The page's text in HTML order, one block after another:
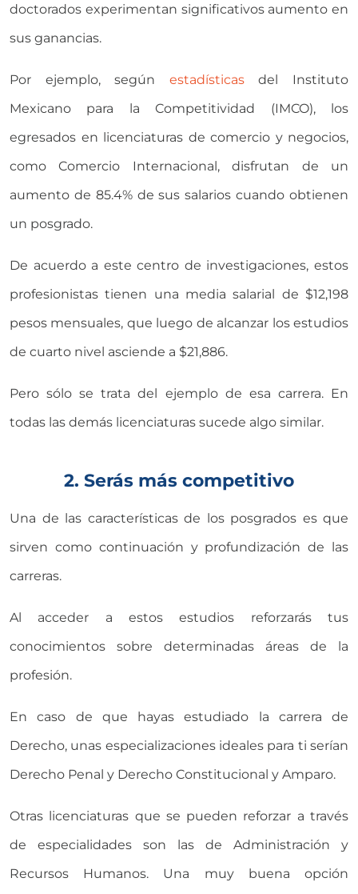
doctorados experimentan significativos aumento en
sus ganancias.
Por ejemplo, según estadísticasdel Instituto
Mexicano para la Competitividad (IMCO), los
egresados en licenciaturas de comercio y negocios,
como Comercio Internacional, disfrutan de un
aumento de 85.4% de sus salarios cuando obtienen
un posgrado.
De acuerdo a este centro de investigaciones, estos
profesionistas tienen una media salarial de $12,198
pesos mensuales, que luego de alcanzar los estudios
de cuarto nivel asciende a $21,886.
Pero sólo se trata del ejemplo de esa carrera. En
todas las demás licenciaturas sucede algo similar.
2. Serás más competitivo
Una de las características de los posgrados es que
sirven como continuación y profundización de las
carreras.
Al acceder a estos estudios reforzarás tus
conocimientos sobre determinadas áreas de la
profesión.
En caso de que hayas estudiado la carrera de
Derecho, unas especializaciones ideales para ti serían
Derecho Penal y Derecho Constitucional y Amparo.
Otras licenciaturas que se pueden reforzar a través
de especialidades son las de Administración y
Recursos Humanos. Una muy buena opción